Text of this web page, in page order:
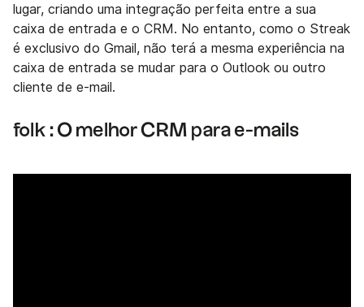
lugar, criando uma integração perfeita entre a sua
caixa de entrada e o CRM. No entanto, como o Streak
é exclusivo do Gmail, não terá a mesma experiência na
caixa de entrada se mudar para o Outlook ou outro
cliente de e-mail.
folk : O melhor CRM para e-mails